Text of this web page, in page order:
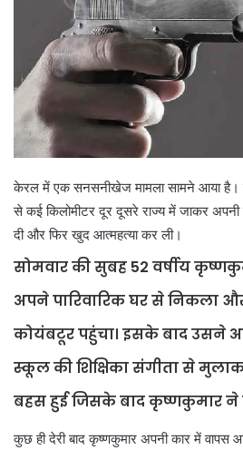
केरल में एक सनसनीखेज मामला सामने आया है।
से कई किलोमीटर दूर दूसरे राज्य में जाकर अपनी
दी और फिर खुद आत्महत्या कर ली।
सोमवार की सुबह 52 वर्षीय
अपने पारिवारिक घर से निकला
कोयंबटूर पहुंचा। इसके बाद उसने
स्कूल की शिक्षिका संगीता से
बहस हुई जिसके बाद कृष्णकुमार ने
कुछ ही देरी बाद कृष्णकुमार अपनी कार में